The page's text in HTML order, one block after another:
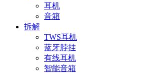
耳机
音箱
拆解
TWS耳机
蓝牙脖挂
有线耳机
智能音箱